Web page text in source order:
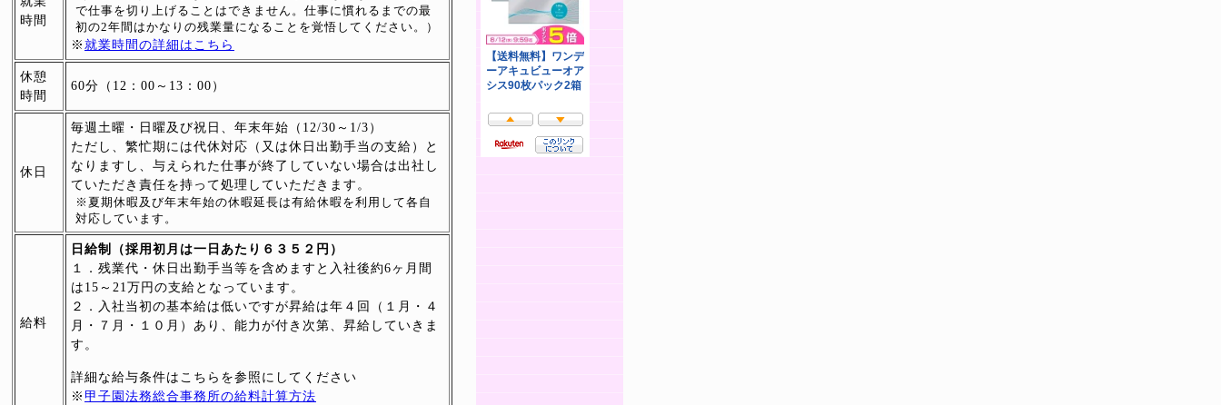
時間
で仕事を切り上げることはできません。仕事に慣れるまでの最
初の2年間はかなりの残業量になることを覚悟してください。）
※ 就業時間の詳細はこちら
休憩
時間
60分（12：00～13：00）
休日
毎週土曜・日曜及び祝日、年末年始（12/30～1/3）
ただし、繁忙期には代休対応（又は休日出勤手当の支給）と
なりますし、与えられた仕事が終了していない場合は出社し
ていただき責任を持って処理していただきます。
※夏期休暇及び年末年始の休暇延長は有給休暇を利用して各自
対応しています。
給料
日給制（採用初月は一日あたり６３５２円）
１．残業代・休日出勤手当等を含めますと入社後約6ヶ月間
は15～21万円の支給となっています。
２．入社当初の基本給は低いですが昇給は年４回（１月・４
月・７月・１０月）あり、能力が付き次第、昇給していきま
す。
詳細な給与条件はこちらを参照にしてください
※ 甲子園法務総合事務所の給料計算方法